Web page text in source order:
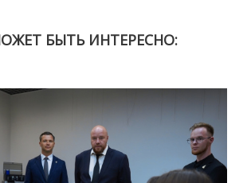
БЫТЬ ИНТЕРЕСНО: